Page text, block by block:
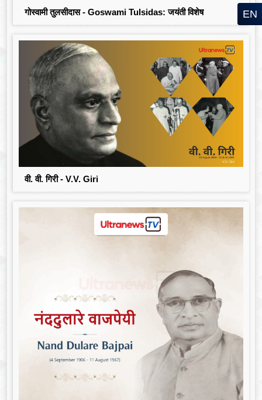
गोस्वामी तुलसीदास - Goswami Tulsidas: जयंती विशेष
वी. वी. गिरी - V.V. Giri
EN